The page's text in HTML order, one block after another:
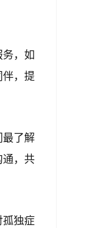
，如
，提
了解
，共
独症